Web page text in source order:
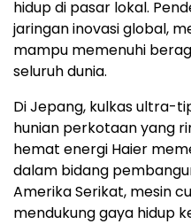
hidup di pasar lokal.
jaringan inovasi global,
mampu memenuhi
seluruh dunia.
Di Jepang, kulkas ultra-
hunian perkotaan yang
hemat energi Haier
dalam bidang
Amerika Serikat, mesin
mendukung gaya hidup